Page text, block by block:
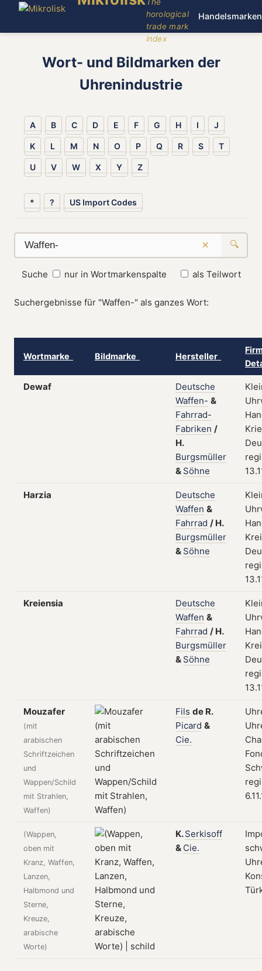
horological
trade mark
index
Handelsmarken
Wort- und Bildmarken der
Uhrenindustrie
A B C D E F G H I J
K L M N O P Q R S T
U V W X Y Z
* ? US Import Codes
× 🔍
Suche nur in Wortmarkenspalte als Teilwort
Suchergebnisse für "Waffen-" als ganzes Wort:
Wortmarke Bildmarke Hersteller
Dewaf
Deutsche
Waffen- &
Fahrrad-
Fabriken /
H.
Burgsmüller
& Söhne
Harzia
Deutsche
Waffen &
Fahrrad / H.
Burgsmüller
& Söhne
Kreiensia
Deutsche
Waffen &
Fahrrad / H.
Burgsmüller
& Söhne
Mouzafer
(mit
arabischen
Schriftzeichen
und
Wappen/Schild
mit Strahlen,
Waffen)
Fils de R.
Picard &
Cie.
(Wappen,
oben mit
Kranz, Waffen,
Lanzen,
Halbmond und
Sterne,
Kreuze,
arabische
Worte)
K.Serkisoff
& Cie.